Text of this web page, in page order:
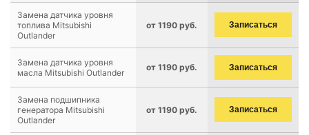
Замена датчика уровня
топлива Mitsubishi
Outlander
от 1190 руб. Записаться
Замена датчика уровня
масла Mitsubishi Outlander
от 1190 руб. Записаться
Замена подшипника
генератора Mitsubishi
Outlander
от 1190 руб. Записаться